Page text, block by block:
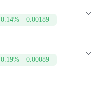
0.14% 0.00189
0.19% 0.00089